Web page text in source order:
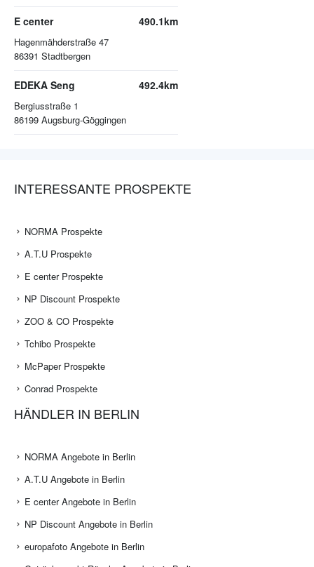
E center
Hagenmähderstraße 47
86391 Stadtbergen
490.1km
EDEKA Seng
Bergiusstraße 1
86199 Augsburg-Göggingen
492.4km
INTERESSANTE PROSPEKTE
NORMA Prospekte
A.T.U Prospekte
E center Prospekte
NP Discount Prospekte
ZOO & CO Prospekte
Tchibo Prospekte
McPaper Prospekte
Conrad Prospekte
HÄNDLER IN BERLIN
NORMA Angebote in Berlin
A.T.U Angebote in Berlin
E center Angebote in Berlin
NP Discount Angebote in Berlin
europafoto Angebote in Berlin